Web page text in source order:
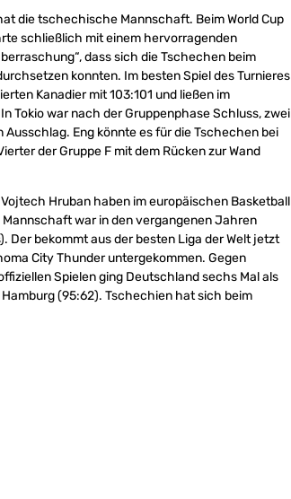
die tschechische Mannschaft. Beim World Cup
schließlich mit einem hervorragenden
dass sich die Tschechen beim
konnten. Im besten Spiel des Turnieres
Kanadier mit 103:101 und ließen im
Tokio war nach der Gruppenphase Schluss, zwei
Eng könnte es für die Tschechen bei
der Gruppe F mit dem Rücken zur Wand
Hruban haben im europäischen Basketball
war in den vergangenen Jahren
Der bekommt aus der besten Liga der Welt jetzt
City Thunder untergekommen. Gegen
Spielen ging Deutschland sechs Mal als
(95:62). Tschechien hat sich beim